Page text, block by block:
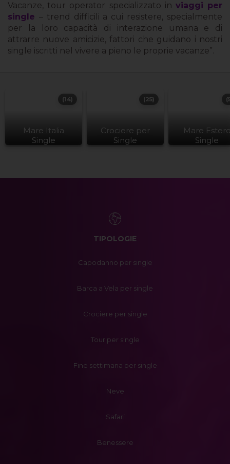
Vacanze, tour operator specializzato in viaggi per
single – trend difficili a cui resistere, specialmente
per la loro capacità di interazione umana e di
attrarre nuove amicizie, fattori che guidano i nostri
single iscritti nel vivere a pieno le proprie vacanze”.
Mare Italia
Single
(14)
Crociere per
Single
(25)
Mare
Single
TIPOLOGIE
Capodanno per single
Barca a Vela per single
Crociere per single
Tour per single
Fine settimana per single
Neve
Safari
Benessere